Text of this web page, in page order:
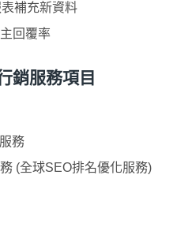
補充新資料
回覆率
銷服務項目
務
(全球SEO排名優化服務)